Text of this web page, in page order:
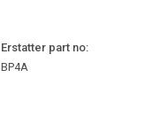
Erstatter part no:
BP4A